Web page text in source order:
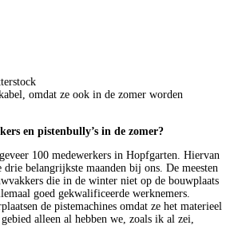
omdat ze ook in de zomer worden
en pistenbully’s in de zomer?
100 medewerkers in Hopfgarten. Hiervan
belangrijkste maanden bij ons. De meesten
die in de winter niet op de bouwplaats
goed gekwalificeerde werknemers.
de pistemachines omdat ze het materieel
alleen al hebben we, zoals ik al zei,